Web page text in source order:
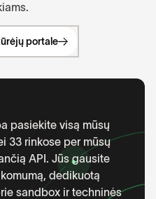
portale
pasiekite visą mūsų
33 rinkose per mūsų
API. Jūs gausite
dedikuotą
sandbox ir techninės